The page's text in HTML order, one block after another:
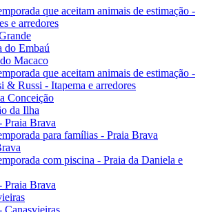
que aceitam animais de estimação -
e arredores
do Embaú
Macaco
que aceitam animais de estimação -
& Russi - Itapema e arredores
Conceição
da Ilha
Praia Brava
para famílias - Praia Brava
com piscina - Praia da Daniela e
Praia Brava